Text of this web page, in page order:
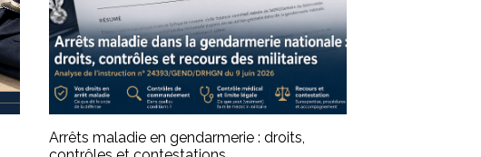
Arrêts maladie en gendarmerie : droits,